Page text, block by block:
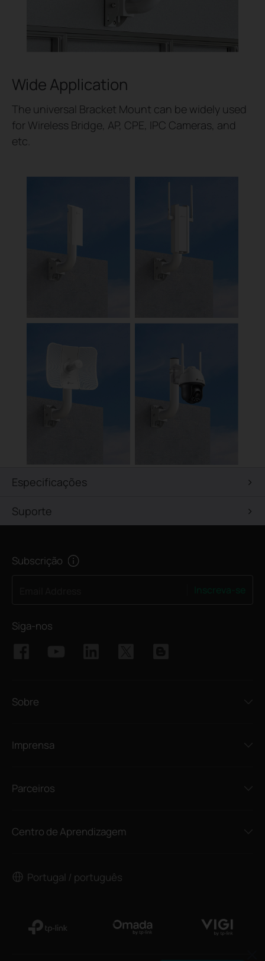
Wide Application
The universal Bracket Mount can be widely used
for Wireless Bridge, AP, CPE, IPC Cameras, and
etc.
Especificações
Suporte
Subscrição
Siga-nos
Sobre
Imprensa
Parceiros
Centro de Aprendizagem
Portugal / português